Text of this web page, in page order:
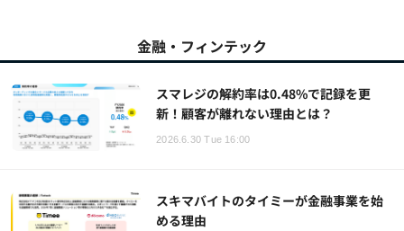
金融・フィンテック
スマレジの解約率は0.48%で記録を更
新！顧客が離れない理由とは？
2026.6.30 Tue 16:00
スキマバイトのタイミーが金融事業を始
める理由